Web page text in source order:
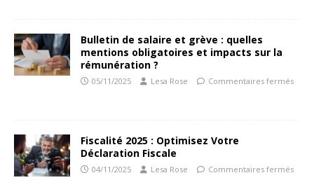
Bulletin de salaire et grève : quelles
mentions obligatoires et impacts sur la
rémunération ?
05/11/2025 Lesa Rose Commentaires fermés
Fiscalité 2025 : Optimisez Votre
Déclaration Fiscale
04/11/2025 Lesa Rose Commentaires fermés